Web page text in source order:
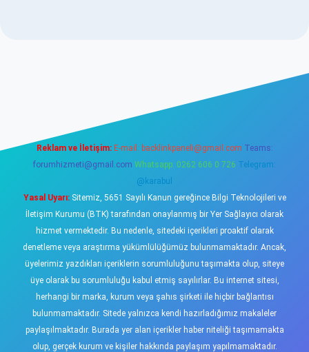
Reklam ve İletişim: E-mail: backlinkpaneli@gmail.com Teams:
forumhizmeti@gmail.com Whatsapp: 0262 606 0 726 Telegram:
@karabul
Yasal Uyarı:Sitemiz, 5651 Sayılı Kanun gereğince Bilgi Teknolojileri ve
İletişim Kurumu (BTK) tarafından onaylanmış bir Yer Sağlayıcı olarak
hizmet vermektedir. Bu nedenle, sitedeki içerikleri proaktif olarak
denetleme veya araştırma yükümlülüğümüz bulunmamaktadır. Ancak,
üyelerimiz yazdıkları içeriklerin sorumluluğunu taşımakta olup, siteye
üye olarak bu sorumluluğu kabul etmiş sayılırlar. Bu internet sitesi,
herhangi bir marka, kurum veya şahıs şirketi ile hiçbir bağlantısı
bulunmamaktadır. Sitede yalnızca kendi hazırladığımız makaleler
paylaşılmaktadır. Burada yer alan içerikler haber niteliği taşımamakta
olup, gerçek kurum ve kişiler hakkında paylaşım yapılmamaktadır.